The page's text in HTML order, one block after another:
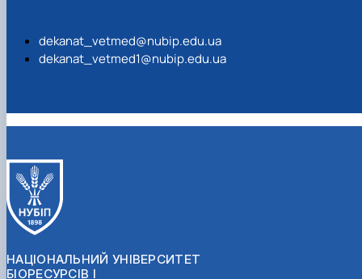
dekanat_vetmed@nubip.edu.ua
dekanat_vetmed1@nubip.edu.ua
НАЦІОНАЛЬНИЙ УНІВЕРСИТЕТ
БІОРЕСУРСІВ І